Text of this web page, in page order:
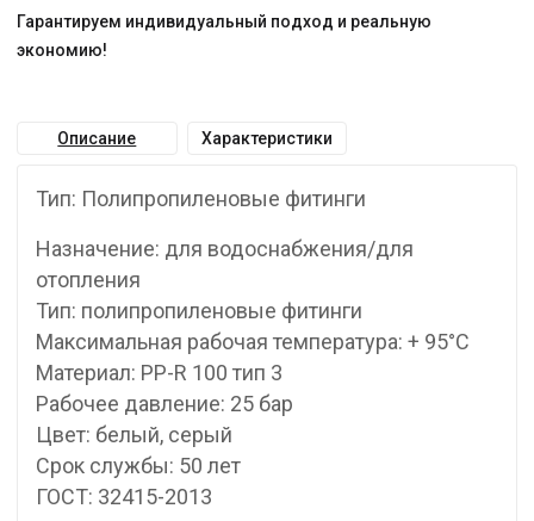
Гарантируем индивидуальный подход и реальную
экономию!
Описание Характеристики
Тип: Полипропиленовые фитинги
Назначение: для водоснабжения/для
отопления
Тип: полипропиленовые фитинги
Максимальная рабочая температура: + 95°С
Материал: PP-R 100 тип 3
Рабочее давление: 25 бар
Цвет: белый, серый
Срок службы: 50 лет
ГОСТ: 32415-2013